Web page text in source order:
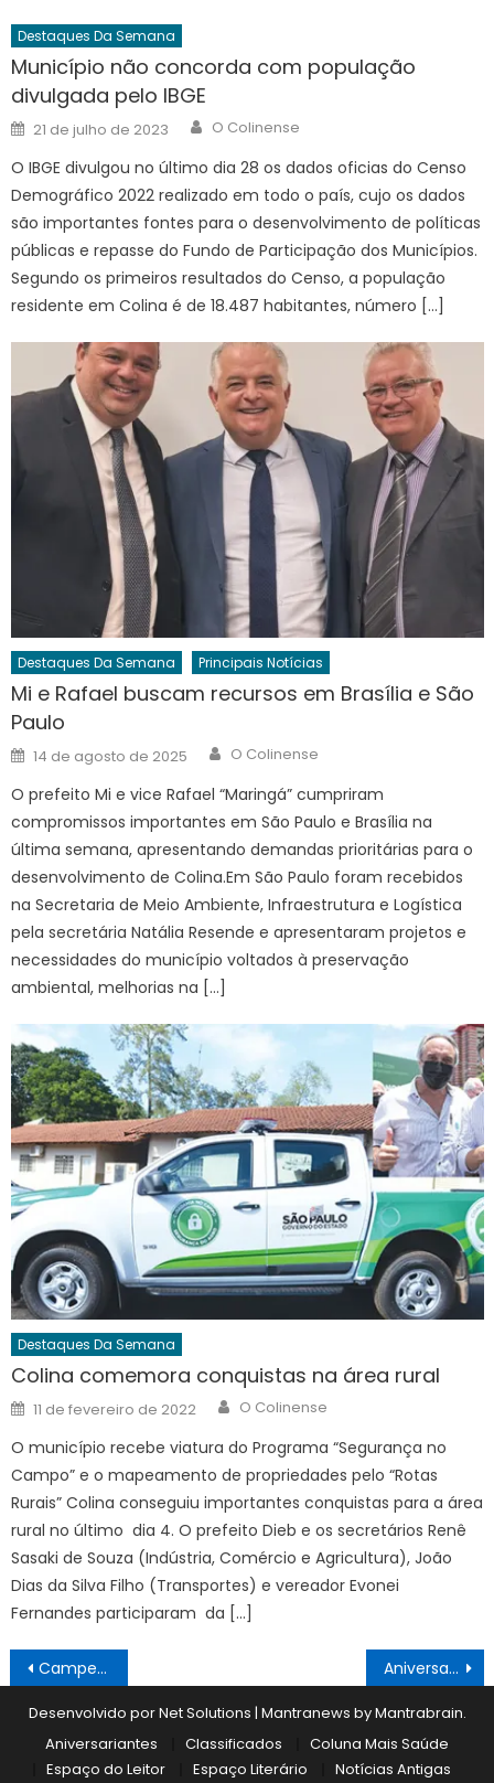
Destaques Da Semana
Município não concorda com população
divulgada pelo IBGE
Posted
on
21 de julho de 2023 Author
O Colinense
O IBGE divulgou no último dia 28 os dados oficias do Censo
Demográfico 2022 realizado em todo o país, cujo os dados
são importantes fontes para o desenvolvimento de políticas
públicas e repasse do Fundo de Participação dos Municípios.
Segundo os primeiros resultados do Censo, a população
residente em Colina é de 18.487 habitantes, número […]
Destaques Da Semana Principais Notícias
Mi e Rafael buscam recursos em Brasília e São
Paulo
Posted
on
14 de agosto de 2025 Author
O Colinense
O prefeito Mi e vice Rafael “Maringá” cumpriram
compromissos importantes em São Paulo e Brasília na
última semana, apresentando demandas prioritárias para o
desenvolvimento de Colina.Em São Paulo foram recebidos
na Secretaria de Meio Ambiente, Infraestrutura e Logística
pela secretária Natália Resende e apresentaram projetos e
necessidades do município voltados à preservação
ambiental, melhorias na […]
Destaques Da Semana
Colina comemora conquistas na área rural
Posted
on
11 de fevereiro de 2022 Author
O Colinense
O município recebe viatura do Programa “Segurança no
Campo” e o mapeamento de propriedades pelo “Rotas
Rurais” Colina conseguiu importantes conquistas para a área
rural no último dia 4. O prefeito Dieb e os secretários Renê
Sasaki de Souza (Indústria, Comércio e Agricultura), João
Dias da Silva Filho (Transportes) e vereador Evonei
Fernandes participaram da […]
Navegação
de
Post
Campeonato com pódio de colinenses Aniversariantes 30/09 a 06/10
Desenvolvido por Net Solutions | Mantranews byMantrabrain.
Aniversariantes
Classificados
Coluna Mais Saúde
Espaço do Leitor
Espaço Literário Notícias Antigas